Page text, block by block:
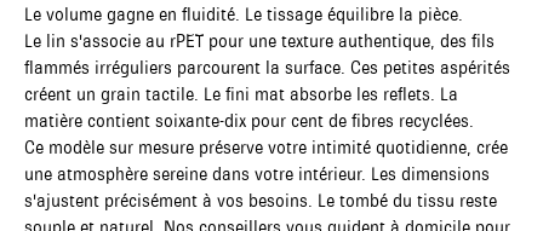
Le volume gagne en fluidité. Le tissage équilibre la pièce.
Le lin s'associe au rPET pour une texture authentique, des fils
flammés irréguliers parcourent la surface. Ces petites aspérités
créent un grain tactile. Le fini mat absorbe les reflets. La
matière contient soixante-dix pour cent de fibres recyclées.
Ce modèle sur mesure préserve votre intimité quotidienne, crée
une atmosphère sereine dans votre intérieur. Les dimensions
s'ajustent précisément à vos besoins. Le tombé du tissu reste